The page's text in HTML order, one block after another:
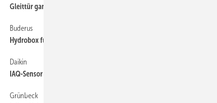
Gleittür ganz pur ohne Wandprofil
Buderus
Hydrobox für VRF-Technik
Daikin
IAQ-Sensor überwacht 15 Parameter der Raumluftqualität
Grünbeck